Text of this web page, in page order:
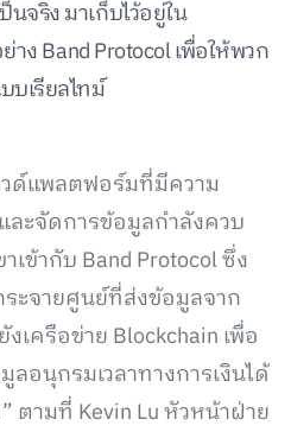
จริง มาเก็บไว้อยู่ใน
าง Band Protocol เพื่อให้พวก
บเรียลไทม์
วด์แพลตฟอร์มที่มีความ
ละจัดการข้อมูลกำลังควบ
เข้ากับ Band Protocol ซึ่ง
ะจายศูนย์ที่ส่งข้อมูลจาก
เครือข่าย Blockchain เพื่อ
ลอนุกรมเวลาทางการเงินได้
ตามที่ Kevin Lu หัวหน้าฝ่าย